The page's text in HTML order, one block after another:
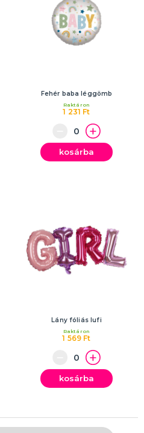
Fehér baba léggömb
1 231 Ft
Raktáron
kosárba
Lány fóliás lufi
1 569 Ft
Raktáron
kosárba